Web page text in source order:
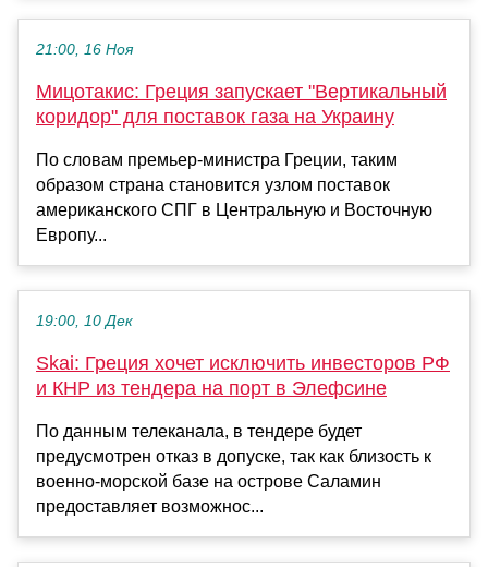
21:00, 16 Ноя
Мицотакис: Греция запускает "Вертикальный
коридор" для поставок газа на Украину
По словам премьер-министра Греции, таким
образом страна становится узлом поставок
американского СПГ в Центральную и Восточную
Европу...
19:00, 10 Дек
Skai: Греция хочет исключить инвесторов РФ
и КНР из тендера на порт в Элефсине
По данным телеканала, в тендере будет
предусмотрен отказ в допуске, так как близость к
военно-морской базе на острове Саламин
предоставляет возможнос...